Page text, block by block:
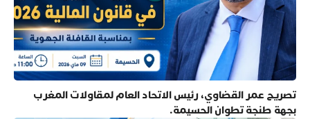
تصريح عمر القضاوي، رئيس الاتحاد العام لمقاولات المغرب
بجهة طنجة تطوان الحسيمة.